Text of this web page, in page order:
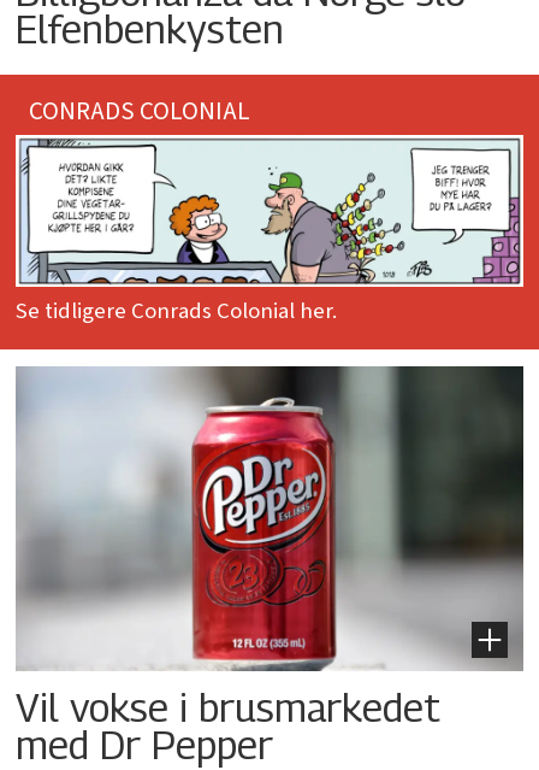
Elfenbenkysten
CONRADS COLONIAL
Se tidligere Conrads Colonial her.
Vil vokse i brusmarkedet
med Dr Pepper